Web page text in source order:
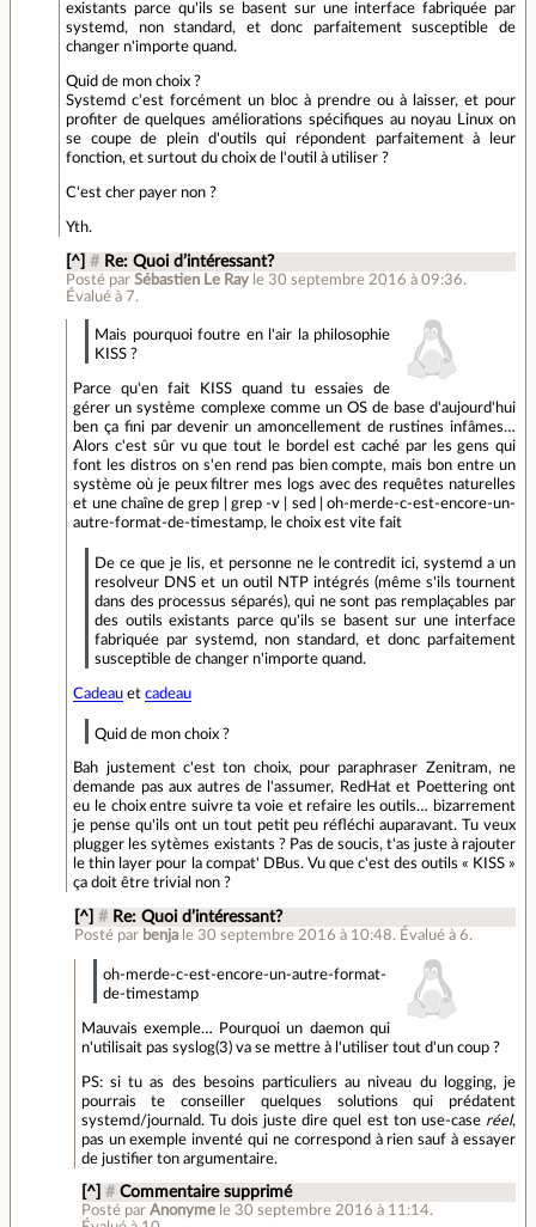
existants parce qu'ils se basent sur une interface fabriquée par
systemd, non standard, et donc parfaitement susceptible de
changer n'importe quand.
Quid de mon choix ?
Systemd c'est forcément un bloc à prendre ou à laisser, et pour
profiter de quelques améliorations spécifiques au noyau Linux on
se coupe de plein d'outils qui répondent parfaitement à leur
fonction, et surtout du choix de l'outil à utiliser ?
C'est cher payer non ?
Yth.
[^] # Re: Quoi d’intéressant?
Posté parSébastien Le Ray le 30 septembre 2016 à 09:36.
Évalué à7.
Mais pourquoi foutre en l'air la philosophie
KISS ?
Parce qu'en fait KISS quand tu essaies de
gérer un système complexe comme un OS de base d'aujourd'hui
ben ça fini par devenir un amoncellement de rustines infâmes…
Alors c'est sûr vu que tout le bordel est caché par les gens qui
font les distros on s'en rend pas bien compte, mais bon entre un
système où je peux filtrer mes logs avec des requêtes naturelles
et une chaîne de grep | grep -v | sed | oh-merde-c-est-encore-un-
autre-format-de-timestamp, le choix est vite fait
De ce que je lis, et personne ne le contredit ici, systemd a un
resolveur DNS et un outil NTP intégrés (même s'ils tournent
dans des processus séparés), qui ne sont pas remplaçables par
des outils existants parce qu'ils se basent sur une interface
fabriquée par systemd, non standard, et donc parfaitement
susceptible de changer n'importe quand.
Cadeau etcadeau
Quid de mon choix ?
Bah justement c'est ton choix, pour paraphraser Zenitram, ne
demande pas aux autres de l'assumer, RedHat et Poettering ont
eu le choix entre suivre ta voie et refaire les outils… bizarrement
je pense qu'ils ont un tout petit peu réfléchi auparavant. Tu veux
plugger les sytèmes existants ? Pas de soucis, t'as juste à rajouter
le thin layer pour la compat' DBus. Vu que c'est des outils « KISS »
ça doit être trivial non ?
[^] # Re: Quoi d’intéressant?
Posté par benja le 30 septembre 2016 à 10:48. Évalué à 6.
oh-merde-c-est-encore-un-autre-format-
de-timestamp
Mauvais exemple… Pourquoi un daemon qui
n'utilisait pas syslog(3) va se mettre à l'utiliser tout d'un coup ?
PS: si tu as des besoins particuliers au niveau du logging, je
pourrais te conseiller quelques solutions qui prédatent
systemd/journald. Tu dois juste dire quel est ton use-case réel,
pas un exemple inventé qui ne correspond à rien sauf à essayer
de justifier ton argumentaire.
[^] # Commentaire supprimé
Posté parAnonyme le 30 septembre 2016 à 11:14.